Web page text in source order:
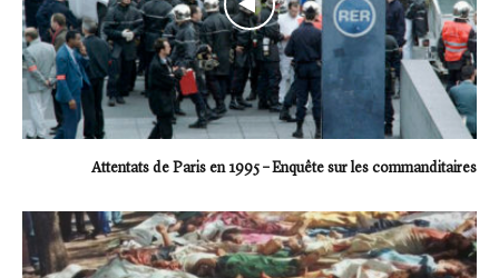
Attentats de Paris en 1995 – Enquête sur les commanditaires